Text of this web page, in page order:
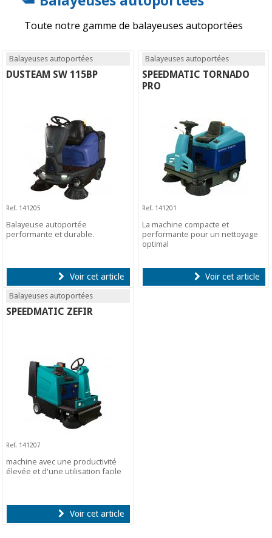
Toute notre gamme de balayeuses autoportées
Balayeuses autoportées
DUSTEAM SW 115BP
Ref. 141205
Balayeuse autoportée
performante et durable.
Voir cet article
Balayeuses autoportées
SPEEDMATIC TORNADO
PRO
Ref. 141201
La machine compacte et
performante pour un nettoyage
optimal
Voir cet article
Balayeuses autoportées
SPEEDMATIC ZEFIR
Ref. 141207
machine avec une productivité
élevée et d'une utilisation facile
Voir cet article